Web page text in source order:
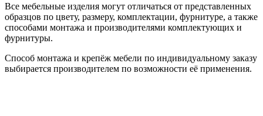
Все мебельные изделия могут отличаться от представленных
образцов по цвету, размеру, комплектации, фурнитуре, а также
способами монтажа и производителями комплектующих и
фурнитуры.
Способ монтажа и крепёж мебели по индивидуальному заказу
выбирается производителем по возможности её применения.